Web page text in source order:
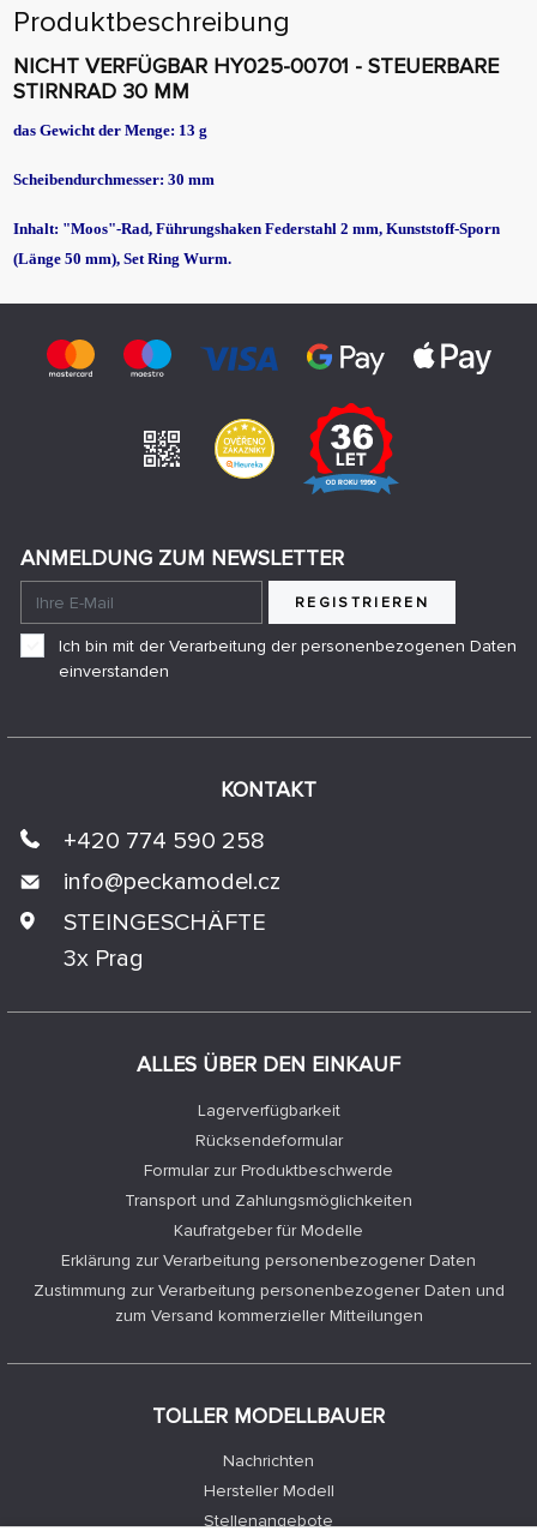
Produktbeschreibung
NICHT VERFÜGBAR HY025-00701 - STEUERBARE
STIRNRAD 30 MM
das Gewicht der Menge: 13 g
Scheibendurchmesser: 30 mm
Inhalt: "Moos"-Rad, Führungshaken Federstahl 2 mm, Kunststoff-Sporn
(Länge 50 mm), Set Ring Wurm.
ALLES ÜBER DEN EINKAUF
Lagerverfügbarkeit
Rücksendeformular
Formular zur Produktbeschwerde
Transport und Zahlungsmöglichkeiten
Kaufratgeber für Modelle
Erklärung zur Verarbeitung personenbezogener Daten
Zustimmung zur Verarbeitung personenbezogener Daten und
zum Versand kommerzieller Mitteilungen
TOLLER MODELLBAUER
Nachrichten
Hersteller Modell
Stellenangebote
KONTAKT
+420 774 590 258
info@peckamodel.cz
STEINGESCHÄFTE
3x Prag
ANMELDUNG ZUM NEWSLETTER
REGISTRIEREN
Ich bin mit der Verarbeitung der personenbezogenen Daten
einverstanden